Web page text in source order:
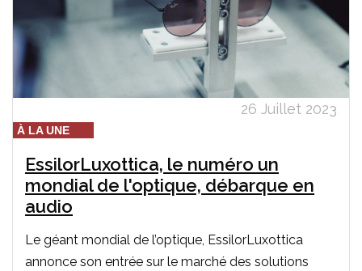
26 Juillet 2023
À LA UNE
EssilorLuxottica, le numéro un
mondial de l'optique, débarque en
audio
Le géant mondial de l’optique, EssilorLuxottica
annonce son entrée sur le marché des solutions